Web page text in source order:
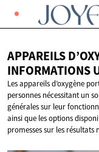
APPAREILS
INFORMATIONS
Les appareils d’oxygène
personnes nécessitant un
générales sur leur
ainsi que les options
promesses sur les